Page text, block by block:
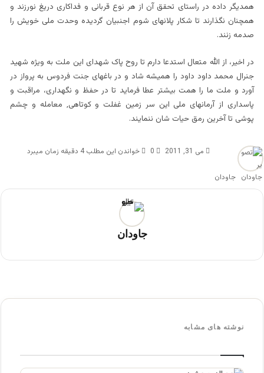
همدیگر داده در راستای تحقق آن از هر نوع قربانی و فداکاری دریغ نورزند و
همچنان نگذارند تا شکار پلانهای شوم اجنبیان گردیده وحدت ملی خویش را
صدمه زنند.
در اخیر، از الله متعال استدعا دارم تا روح پاک شهدای این ملت به ویژه شهید
جنرال محمد داود داود را همیشه شاد و در باغهای جنت فردوس به پرواز در
آورد و ملت ما را همت بیشتر عطا فرماید تا در حفظ و نگهداری، مراقبت و
پاسداری از آرمانهای ملی این سر زمین غفلت و کوتاهی, معامله و چشم
پوشی تا آخرین رمق حیات شان ننمایند.
جاودان
می 31, 2011 0 خواندن این مطلب 4 دقیقه زمان میبرد
جاودان
نوشته های مشابه